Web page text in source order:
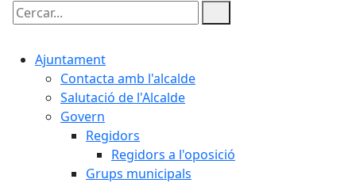
Cercar:
Ajuntament
Contacta amb l'alcalde
Salutació de l'Alcalde
Govern
Regidors
Regidors a l'oposició
Grups municipals